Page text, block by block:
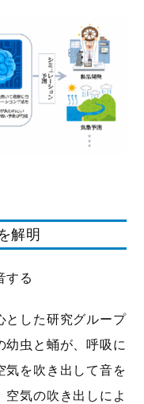
解明
する
とした研究グループ
幼虫と蛹が、呼吸に
気を吹き出して音を
空気の吹き出しによ